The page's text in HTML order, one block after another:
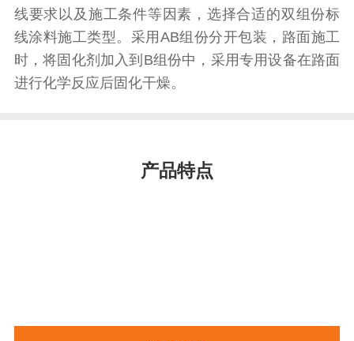
线要求以及施工条件等因素，选择合适的双组份标
线涂料施工类型。采用AB组份分开包装，路面施工
时，将固化剂加入到B组份中，采用专用设备在路面
进行化学反应后固化干燥。
产品特点